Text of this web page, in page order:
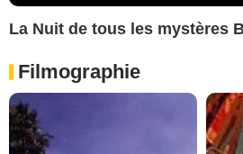
La Nuit de tous les mystères
Filmographie